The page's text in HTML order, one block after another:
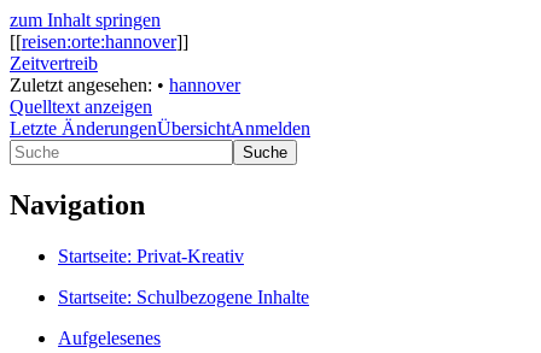
zum Inhalt springen
[[reisen:orte:hannover]]
Zeitvertreib
Zuletzt angesehen: • hannover
Quelltext anzeigen
Letzte ÄnderungenÜbersichtAnmelden
Suche
Navigation
Startseite: Privat-Kreativ
Startseite: Schulbezogene Inhalte
Aufgelesenes